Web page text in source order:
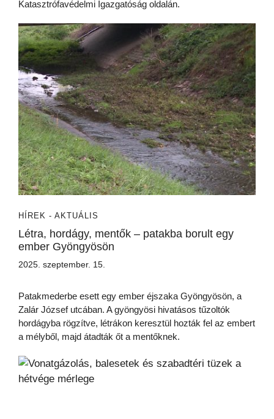
Katasztrófavédelmi Igazgatóság oldalán.
HÍREK - AKTUÁLIS
Létra, hordágy, mentők – patakba borult egy
ember Gyöngyösön
2025. szeptember. 15.
Patakmederbe esett egy ember éjszaka Gyöngyösön, a
Zalár József utcában. A gyöngyösi hivatásos tűzoltók
hordágyba rögzítve, létrákon keresztül hozták fel az embert
a mélyből, majd átadták őt a mentőknek.